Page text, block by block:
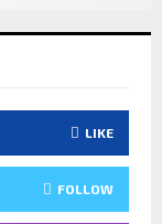
LIKE
FOLLOW